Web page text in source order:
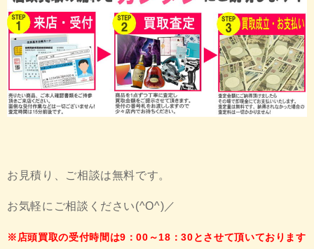
お見積り、ご相談は無料です。
お気軽にご相談ください(^O^)／
※店頭買取の受付時間は9：00～18：30とさせて頂いております